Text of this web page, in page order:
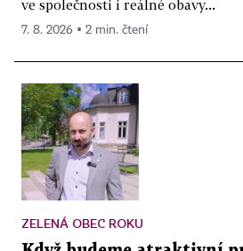
ve společnosti i reálné obavy...
7. 8. 2026 ▪ 2 min. čtení
ZELENÁ OBEC ROKU